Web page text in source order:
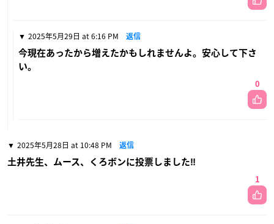
2025年5月29日 at 6:16 PM 返信
今現在あったから増えたかもしれませんよ。安心して下さ
い。
0
2025年5月28日 at 10:48 PM 返信
土井先生、ムース、くろボンに投票しました‼︎
1